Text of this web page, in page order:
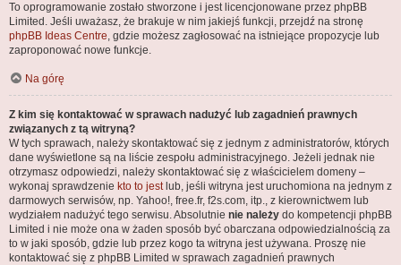
To oprogramowanie zostało stworzone i jest licencjonowane przez phpBB
Limited. Jeśli uważasz, że brakuje w nim jakiejś funkcji, przejdź na stronę
phpBB Ideas Centre, gdzie możesz zagłosować na istniejące propozycje lub
zaproponować nowe funkcje.
Na górę
Z kim się kontaktować w sprawach nadużyć lub zagadnień prawnych
związanych z tą witryną?
W tych sprawach, należy skontaktować się z jednym z administratorów, których
dane wyświetlone są na liście zespołu administracyjnego. Jeżeli jednak nie
otrzymasz odpowiedzi, należy skontaktować się z właścicielem domeny –
wykonaj sprawdzenie kto to jestlub, jeśli witryna jest uruchomiona na jednym z
darmowych serwisów, np. Yahoo!, free.fr, f2s.com, itp., z kierownictwem lub
wydziałem nadużyć tego serwisu. Absolutnie nie należy do kompetencji phpBB
Limited i nie może ona w żaden sposób być obarczana odpowiedzialnością za
to w jaki sposób, gdzie lub przez kogo ta witryna jest używana. Proszę nie
kontaktować się z phpBB Limited w sprawach zagadnień prawnych